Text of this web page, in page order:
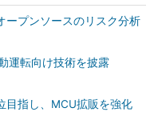
ープンソースのリスク分析
運転向け技術を披露
目指し、MCU拡販を強化